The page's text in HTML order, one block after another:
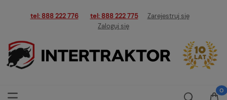
tel: 888 222 776 tel: 888 222 775
Zarejestruj się
Zaloguj się